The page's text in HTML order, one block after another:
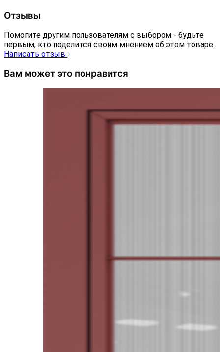
Отзывы
Помогите другим пользователям с выбором - будьте
первым, кто поделится своим мнением об этом товаре.
Написать отзыв
Вам может это понравится